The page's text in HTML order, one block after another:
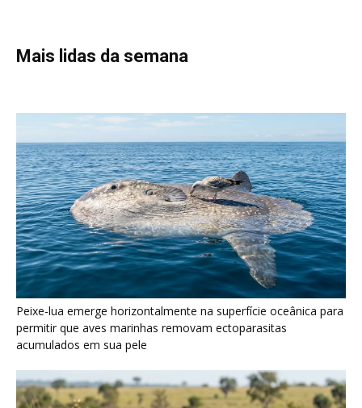
Mais lidas da semana
Peixe-lua emerge horizontalmente na superfície oceânica para
permitir que aves marinhas removam ectoparasitas
acumulados em sua pele